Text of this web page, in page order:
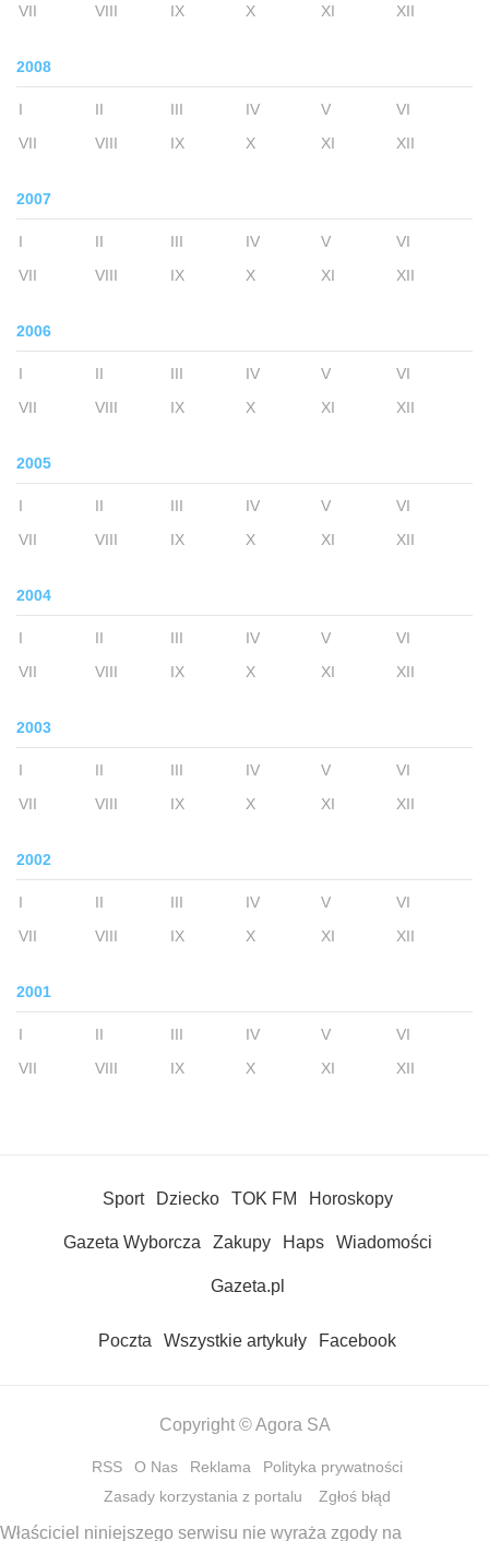
VII
VIII IX X XI XII
2008
I II III IV V
VI
VII
VIII IX X XI XII
2007
I II III IV V
VI
VII
VIII IX X XI XII
2006
I II III IV V
VI
VII
VIII IX X XI XII
2005
I II III IV V
VI
VII
VIII IX X XI XII
2004
I II III IV V
VI
VII
VIII IX X XI XII
2003
I II III IV V
VI
VII
VIII IX X XI XII
2002
I II III IV V
VI
VII
VIII IX X XI XII
2001
I II III IV V
VI
VII
VIII IX X XI XII
Sport Dziecko TOK FM Horoskopy
Gazeta Wyborcza Zakupy Haps Wiadomości
Gazeta.pl
Poczta Wszystkie artykuły Facebook
Copyright © Agora SA
RSS O Nas Reklama
Polityka prywatności
Zasady korzystania z portalu
Zgłoś błąd
Właściciel niniejszego serwisu nie wyraża zgody na